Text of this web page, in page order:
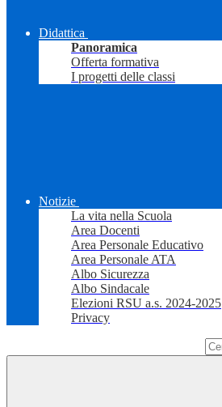
Didattica
Panoramica
Offerta formativa
I progetti delle classi
Notizie
La vita nella Scuola
Area Docenti
Area Personale Educativo
Area Personale ATA
Albo Sicurezza
Albo Sindacale
Elezioni RSU a.s. 2024-2025
Privacy